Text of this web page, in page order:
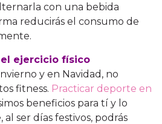
con una bebida
reducirás el consumo de
ejercicio físico
y en Navidad, no
fitness. Practicar deporte en
beneficios para tí y lo
ser días festivos, podrás